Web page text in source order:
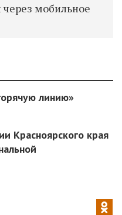
мобильное
линию»
Красноярского края